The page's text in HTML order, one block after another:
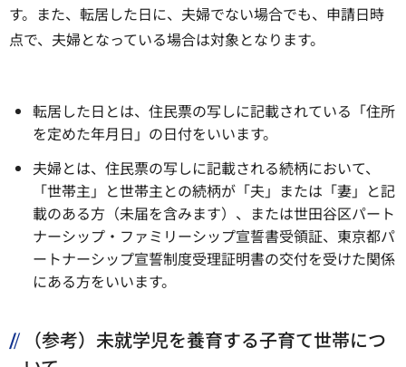
す。また、転居した日に、夫婦でない場合でも、申請日時
点で、夫婦となっている場合は対象となります。
転居した日とは、住民票の写しに記載されている「住所
を定めた年月日」の日付をいいます。
夫婦とは、住民票の写しに記載される続柄において、
「世帯主」と世帯主との続柄が「夫」または「妻」と記
載のある方（未届を含みます）、または世田谷区パート
ナーシップ・ファミリーシップ宣誓書受領証、東京都パ
ートナーシップ宣誓制度受理証明書の交付を受けた関係
にある方をいいます。
（参考）未就学児を養育する子育て世帯につ